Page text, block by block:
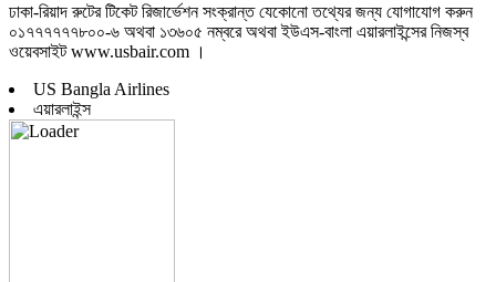
ঢাকা-রিয়াদ রুটের টিকেট রিজার্ভেশন সংক্রান্ত যেকোনো তথ্যের জন্য যোগাযোগ করুন
০১৭৭৭৭৭৭৮০০-৬ অথবা ১৩৬০৫ নম্বরে অথবা ইউএস-বাংলা এয়ারলাইন্সের নিজস্ব
ওয়েবসাইট www.usbair.com ।
US Bangla Airlines
এয়ারলাইন্স